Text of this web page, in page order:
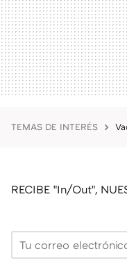
TEMAS DE INTERÉS
RECIBE "In/Out",